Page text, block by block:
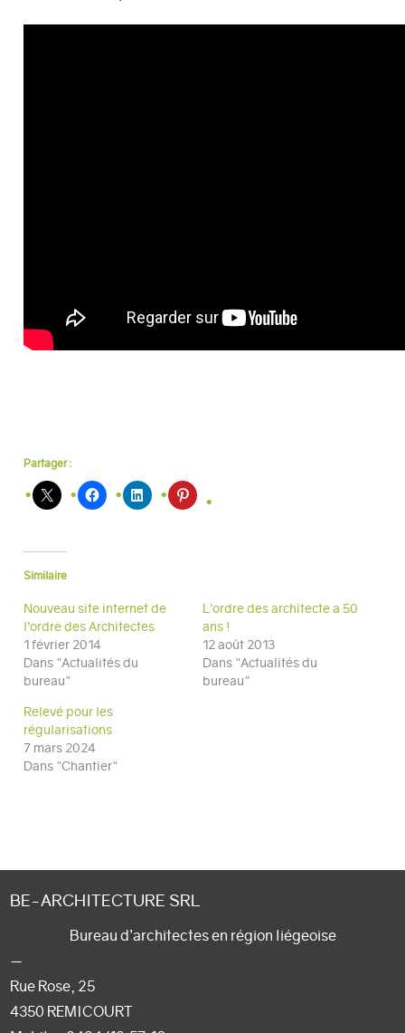
Partager :
Similaire
Nouveau site internet de
l’ordre des Architectes
1 février 2014
Dans "Actualités du
bureau"
L’ordre des architecte a 50
ans !
12 août 2013
Dans "Actualités du
bureau"
Relevé pour les
régularisations
7 mars 2024
Dans "Chantier"
BE-ARCHITECTURE SRL
Bureau d’architectes en région liégeoise
—
Rue Rose, 25
4350 REMICOURT